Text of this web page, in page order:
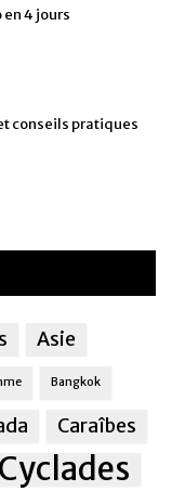
en 4 jours
conseils pratiques
Asie
Bangkok
Caraîbes
Cyclades